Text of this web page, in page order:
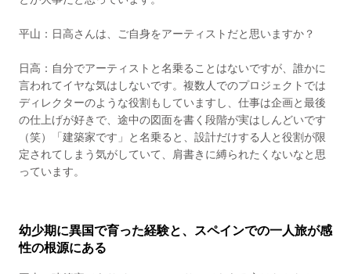
平山：日高さんは、ご自身をアーティストだと思いますか？
日高：自分でアーティストと名乗ることはないですが、誰かに
言われてイヤな気はしないです。複数人でのプロジェクトでは
ディレクターのような役割もしていますし、仕事は企画と最後
の仕上げが好きで、途中の図面を書く段階が実はしんどいです
（笑）「建築家です」と名乗ると、設計だけする人と役割が限
定されてしまう気がしていて、肩書きに縛られたくないなと思
っています。
幼少期に異国で育った経験と、スペインでの一人旅が感
性の根源にある